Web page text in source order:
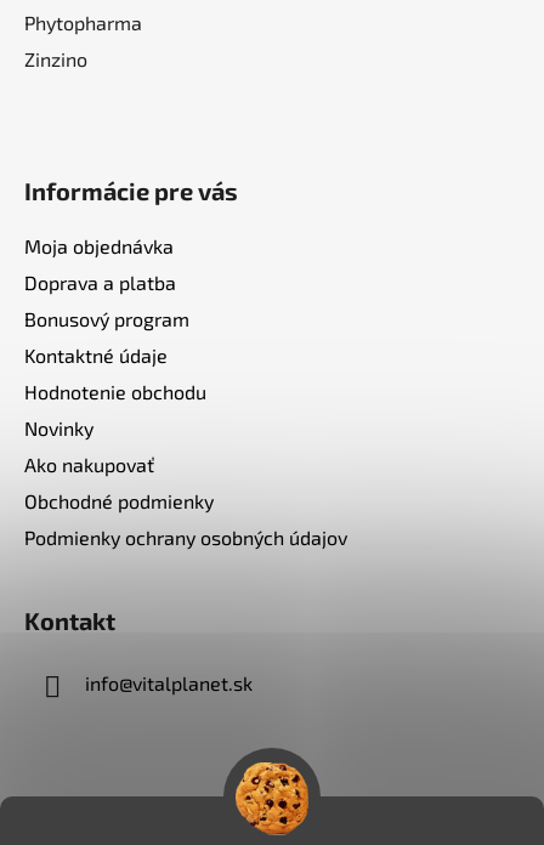
Phytopharma
Zinzino
Informácie pre vás
Moja objednávka
Doprava a platba
Bonusový program
Kontaktné údaje
Hodnotenie obchodu
Novinky
Ako nakupovať
Obchodné podmienky
Podmienky ochrany osobných údajov
Kontakt
info@vitalplanet.sk